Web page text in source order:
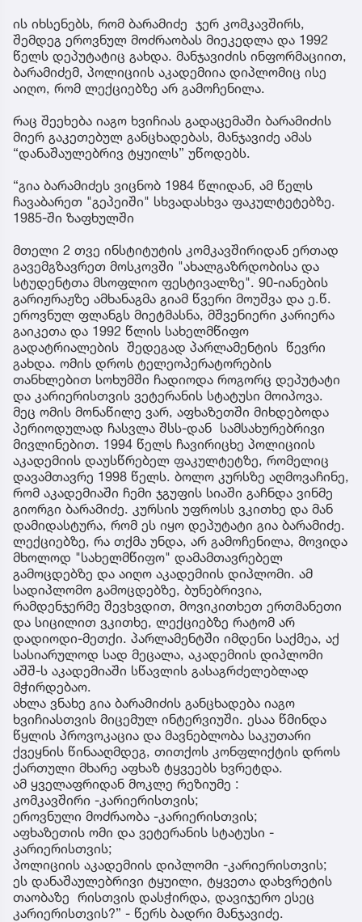
ის იხსენებს, რომ ბარამიძე ჯერ კომკავშირს,
შემდეგ ეროვნულ მოძრაობას მიეკედლა და 1992
წელს დეპუტატიც გახდა. მანჯავიძის ინფორმაციით,
ბარამიძემ, პოლიციის აკადემიია დიპლომიც ისე
აიღო, რომ ლექციებზე არ გამოჩენილა.
რაც შეეხება იაგო ხვიჩიას გადაცემაში ბარამიძის
მიერ გაკეთებულ განცხადებას, მანჯავიძე ამას
“დანაშაულებრივ ტყუილს” უწოდებს.
“გია ბარამიძეს ვიცნობ 1984 წლიდან, ამ წელს
ჩავაბარეთ "გეპეიში" სხვადასხვა ფაკულტეტებზე.
1985-ში ზაფხულში
მთელი 2 თვე ინსტიტუტის კომკავშირიდან ერთად
გავემგზავრეთ მოსკოვში "ახალგაზრდობისა და
სტუდენტთა მსოფლიო ფესტივალზე". 90-იანების
გარიჟრაჟზე ამხანაგმა გიამ წვერი მოუშვა და ე.წ.
ეროვნულ ფლანგს მიეტმასნა, მშვენიერი კარიერა
გაიკეთა და 1992 წლის სახელმწიფო
გადატრიალების შედეგად პარლამენტის წევრი
გახდა. ომის დროს ტელეოპერატორების
თანხლებით სოხუმში ჩადიოდა როგორც დეპუტატი
და კარიერისთვის ვეტერანის სტატუსი მოიპოვა.
მეც ომის მონაწილე ვარ, აფხაზეთში მიხდებოდა
პერიოდულად ჩასვლა შსს-დან სამსახურებრივი
მივლინებით. 1994 წელს ჩავირიცხე პოლიციის
აკადემიის დაუსწრებელ ფაკულტეტზე, რომელიც
დავამთავრე 1998 წელს. ბოლო კურსზე აღმოვაჩინე,
რომ აკადემიაში ჩემი ჯგუფის სიაში გაჩნდა ვინმე
გიორგი ბარამიძე. კურსის უფროსს ვკითხე და მან
დამიდასტურა, რომ ეს იყო დეპუტატი გია ბარამიძე.
ლექციებზე, რა თქმა უნდა, არ გამოჩენილა, მოვიდა
მხოლოდ "სახელმწიფო" დამამთავრებელ
გამოცდებზე და აიღო აკადემიის დიპლომი. ამ
სადიპლომო გამოცდებზე, ბუნებრივია,
რამდენჯერმე შევხვდით, მოვიკითხეთ ერთმანეთი
და სიცილით ვკითხე, ლექციებზე რატომ არ
დადიოდი-მეთქი. პარლამენტში იმდენი საქმეა, აქ
სასიარულოდ სად მეცალა, აკადემიის დიპლომი
აშშ-ს აკადემიაში სწავლის გასაგრძელებლად
მჭირდებაო.
ახლა ვნახე გია ბარამიძის განცხადება იაგო
ხვიჩიასთვის მიცემულ ინტერვიუში. ესაა წმინდა
წყლის პროვოკაცია და მავნებლობა საკუთარი
ქვეყნის წინააღმდეგ, თითქოს კონფლიქტის დროს
ქართული მხარე აფხაზ ტყვეებს ხვრეტდა.
ამ ყველაფრიდან მოკლე რეზიუმე :
კომკავშირი -კარიერისთვის;
ეროვნული მოძრაობა -კარიერისთვის;
აფხაზეთის ომი და ვეტერანის სტატუსი -
კარიერისთვის;
პოლიციის აკადემიის დიპლომი -კარიერისთვის;
ეს დანაშაულებრივი ტყუილი, ტყვეთა დახვრეტის
თაობაზე რისთვის დასჭირდა, დავიჯერო ესეც
კარიერისთვის?” - წერს ბადრი მანჯავიძე.